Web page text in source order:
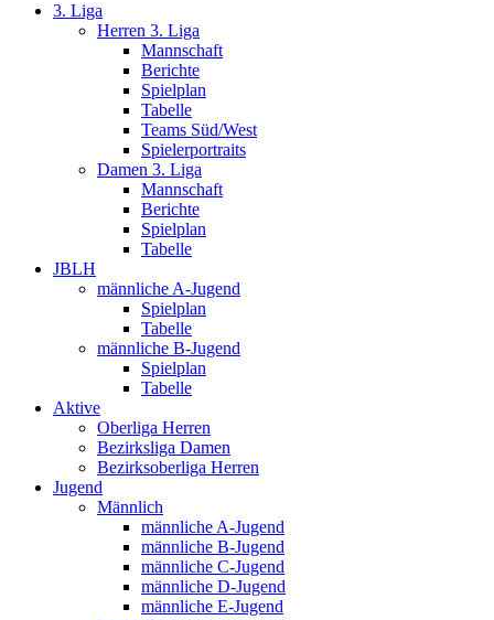
3. Liga
Herren 3. Liga
Mannschaft
Berichte
Spielplan
Tabelle
Teams Süd/West
Spielerportraits
Damen 3. Liga
Mannschaft
Berichte
Spielplan
Tabelle
JBLH
männliche A-Jugend
Spielplan
Tabelle
männliche B-Jugend
Spielplan
Tabelle
Aktive
Oberliga Herren
Bezirksliga Damen
Bezirksoberliga Herren
Jugend
Männlich
männliche A-Jugend
männliche B-Jugend
männliche C-Jugend
männliche D-Jugend
männliche E-Jugend